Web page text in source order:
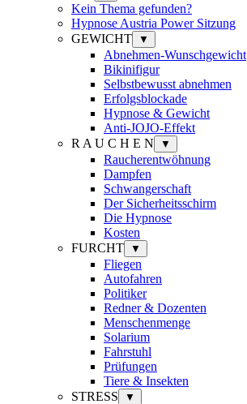
Kein Thema gefunden?
Hypnose Austria Power Sitzung
GEWICHT
▼
Abnehmen-Wunschgewicht
Bikinifigur
Selbstbewusst abnehmen
Erfolgsblockade
Hypnose & Gewicht
Anti-JOJO-Effekt
R A U C H E N
▼
Raucherentwöhnung
Dampfen
Schwangerschaft
Der Sicherheitsschirm
Die Hypnose
Kosten
FURCHT
▼
Fliegen
Autofahren
Politiker
Redner & Dozenten
Menschenmenge
Solarium
Fahrstuhl
Prüfungen
Tiere & Insekten
STRESS
▼